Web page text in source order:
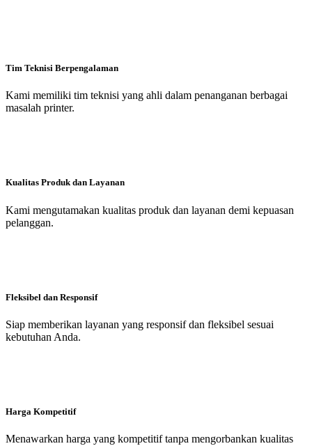
Tim Teknisi Berpengalaman
Kami memiliki tim teknisi yang ahli dalam penanganan berbagai
masalah printer.
Kualitas Produk dan Layanan
Kami mengutamakan kualitas produk dan layanan demi kepuasan
pelanggan.
Fleksibel dan Responsif
Siap memberikan layanan yang responsif dan fleksibel sesuai
kebutuhan Anda.
Harga Kompetitif
Menawarkan harga yang kompetitif tanpa mengorbankan kualitas